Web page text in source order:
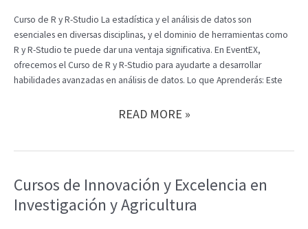
Curso de R y R-Studio La estadística y el análisis de datos son
esenciales en diversas disciplinas, y el dominio de herramientas como
R y R-Studio te puede dar una ventaja significativa. En EventEX,
ofrecemos el Curso de R y R-Studio para ayudarte a desarrollar
habilidades avanzadas en análisis de datos. Lo que Aprenderás: Este
DOMINA
CURSOS
DE
SOFTWARE
READ MORE »
Cursos de Innovación y Excelencia en
Investigación y Agricultura